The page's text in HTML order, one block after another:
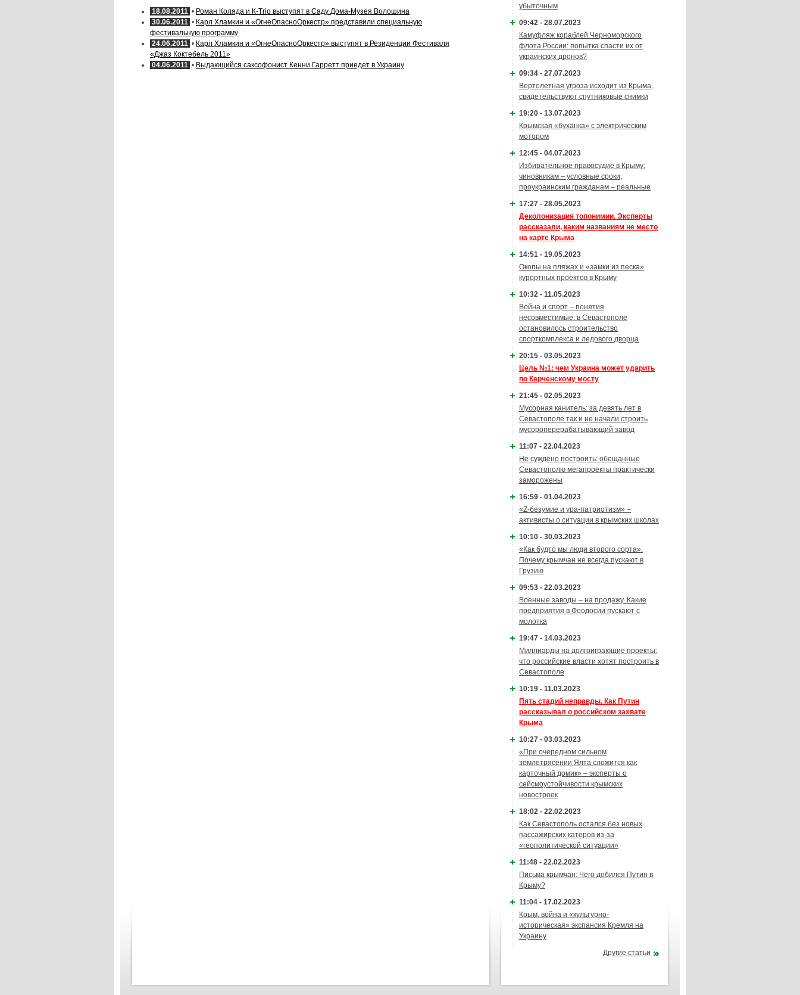
18.08.2011 • Роман Коляда и К-Trio выступят в Саду Дома-Музея Волошина
30.06.2011 • Карл Хламкин и «ОгнеОпасноОркестр» представили специальную
фестивальную программу
24.06.2011 • Карл Хламкин и «ОгнеОпасноОркестр» выступят в Резиденции Фестиваля
«Джаз Коктебель 2011»
04.06.2011 • Выдающийся саксофонист Кенни Гарретт приедет в Украину
убыточным
09:42 - 28.07.2023
Камуфляж кораблей Черноморского
флота России: попытка спасти их от
украинских дронов?
09:34 - 27.07.2023
Вертолетная угроза исходит из Крыма,
свидетельствуют спутниковые снимки
19:20 - 13.07.2023
Крымская «буханка» с электрическим
мотором
12:45 - 04.07.2023
Избирательное правосудие в Крыму:
чиновникам – условные сроки,
проукраинским гражданам – реальные
17:27 - 28.05.2023
Деколонизация топонимии. Эксперты
рассказали, каким названиям не место
на карте Крыма
14:51 - 19.05.2023
Окопы на пляжах и «замки из песка»
курортных проектов в Крыму
10:32 - 11.05.2023
Война и спорт – понятия
несовместимые: в Севастополе
остановилось строительство
спорткомплекса и ледового дворца
20:15 - 03.05.2023
Цель №1: чем Украина может ударить
по Керченскому мосту
21:45 - 02.05.2023
Мусорная канитель: за девять лет в
Севастополе так и не начали строить
мусороперерабатывающий завод
11:07 - 22.04.2023
Не суждено построить: обещанные
Севастополю мегапроекты практически
заморожены
16:59 - 01.04.2023
«Z-безумие и ура-патриотизм» –
активисты о ситуации в крымских школах
10:10 - 30.03.2023
«Как будто мы люди второго сорта».
Почему крымчан не всегда пускают в
Грузию
09:53 - 22.03.2023
Военные заводы – на продажу. Какие
предприятия в Феодосии пускают с
молотка
19:47 - 14.03.2023
Миллиарды на долгоиграющие проекты:
что российские власти хотят построить в
Севастополе
10:19 - 11.03.2023
Пять стадий неправды. Как Путин
рассказывал о российском захвате
Крыма
10:27 - 03.03.2023
«При очередном сильном
землетрясении Ялта сложится как
карточный домик» – эксперты о
сейсмоустойчивости крымских
новостроек
18:02 - 22.02.2023
Как Севастополь остался без новых
пассажирских катеров из-за
«геополитической ситуации»
11:48 - 22.02.2023
Письма крымчан: Чего добился Путин в
Крыму?
11:04 - 17.02.2023
Крым, война и «культурно-
историческая» экспансия Кремля на
Украину
Другие статьи